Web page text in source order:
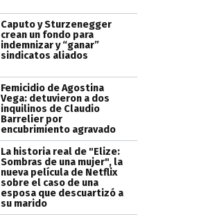
Caputo y Sturzenegger
crean un fondo para
indemnizar y “ganar”
sindicatos aliados
Femicidio de Agostina
Vega: detuvieron a dos
inquilinos de Claudio
Barrelier por
encubrimiento agravado
La historia real de "Elize:
Sombras de una mujer", la
nueva película de Netflix
sobre el caso de una
esposa que descuartizó a
su marido